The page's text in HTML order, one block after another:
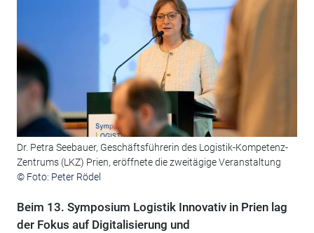
Dr. Petra Seebauer, Geschäftsführerin des Logistik-Kompetenz-
Zentrums (LKZ) Prien, eröffnete die zweitägige Veranstaltung
© Foto: Peter Rödel
Beim 13. Symposium Logistik Innovativ in Prien lag
der Fokus auf Digitalisierung und